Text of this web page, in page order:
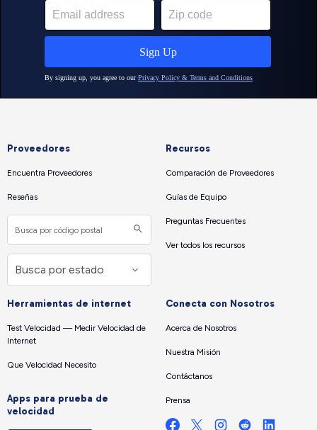
Proveedores
Encuentra Proveedores
Reseñas
Recursos
Comparación de Proveedores
Guías de Equipo
Preguntas Frecuentes
Ver todos los recursos
Herramientas de internet
Test Velocidad — Medir Velocidad de
Internet
Que Velocidad Necesito
Apps para prueba de
velocidad
Conecta con Nosotros
Acerca de Nosotros
Nuestra Misión
Contáctanos
Prensa